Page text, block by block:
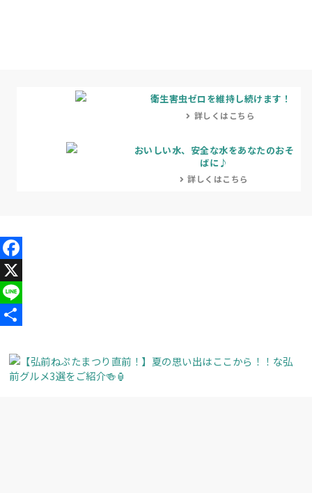
衛生害虫ゼロを維持し続けます！
詳しくはこちら
おいしい水、安全な水をあなたのおそ
ばに♪
詳しくはこちら
有